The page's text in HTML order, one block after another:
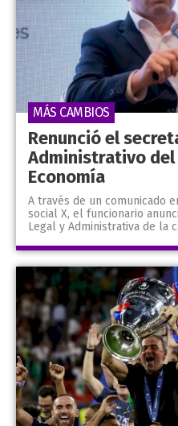
Renunció el
Administrativo
Economía
A través de un comunicado
social X, el funcionario
Legal y Administrativa de la
MÁS CAMBIOS